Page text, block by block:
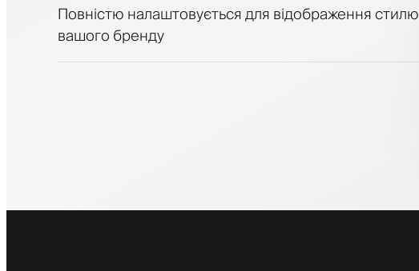
Повністю налаштовується для відображення стилю
вашого бренду